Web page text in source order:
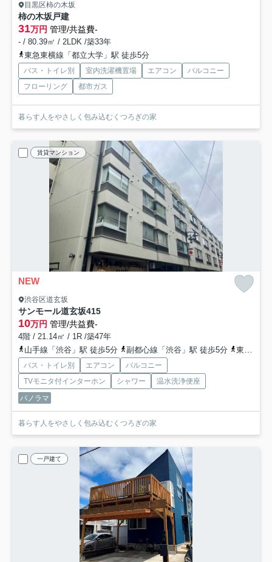
目黒区柿の木坂
柿の木坂戸建
31万円 管理/共益費-
- / 80.39㎡ / 2LDK /築33年
東急東横線「都立大学」駅 徒歩5分
バス・トイレ別 室内洗濯機置場 エアコン
バルコニー
フローリング
都市ガス
暮らす人をやさしく包み込むくつろぎの家
賃貸マンション
NEW
渋谷区道玄坂
サンモール道玄坂415
10万円 管理/共益費-
4階 / 21.14㎡ / 1R /築47年
山手線「渋谷」駅 徒歩5分
副都心線「渋谷」駅 徒歩5分 東急東横線「渋谷」駅 徒歩5分
バス・トイレ別 エアコン
バルコニー
TVモニタ付インターホン
シャワー
温水洗浄便座
パノラマ
暮らす人をやさしく包み込むくつろぎの家
一戸建て